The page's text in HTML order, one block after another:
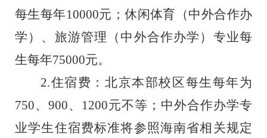
每生每年10000元；休闲体育（中外合作办
学）、旅游管理（中外合作办学）专业每
生每年75000元。
2.住宿费：北京本部校区每生每年为
750、900、1200元不等；中外合作办学专
业学生住宿费标准将参照海南省相关规定